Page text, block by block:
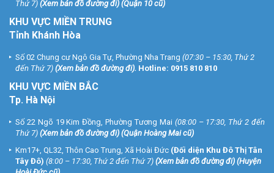
Thứ 7) (Xem bản đồ đường đi) (Quận 10 cũ)
KHU VỰC MIỀN TRUNG
Tỉnh Khánh Hòa
Số 02 Chung cư Ngô Gia Tự, Phường Nha Trang (07:30 – 15:30, Thứ 2
đến Thứ 7) (Xem bản đồ đường đi). Hotline: 0915 810 810
KHU VỰC MIỀN BẮC
Tp. Hà Nội
Số 22 Ngõ 19 Kim Đồng, Phường Tương Mai (08:00 – 17:30, Thứ 2 đến
Thứ 7) (Xem bản đồ đường đi) (Quận Hoàng Mai cũ)
Km17+, QL32, Thôn Cao Trung, Xã Hoài Đức (Đối diện Khu Đô Thị Tân
Tây Đô) (8:00 – 17:30, Thứ 2 đến Thứ 7) (Xem bản đồ đường đi) (Huyện